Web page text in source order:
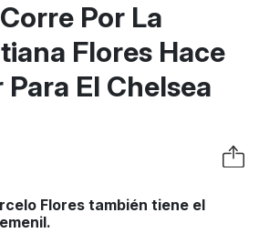
Por La
Flores Hace
El Chelsea
Flores también tiene el